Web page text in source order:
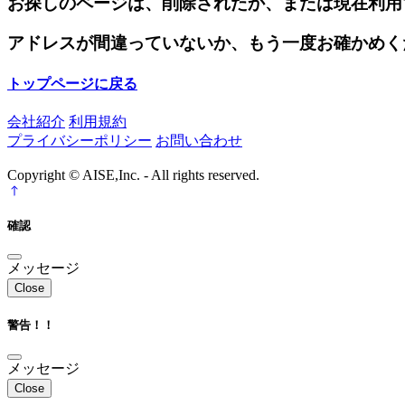
アドレスが間違っていないか、もう一度お確かめ
トップページに戻る
会社紹介 利用規約
プライバシーポリシー お問い合わせ
Copyright © AISE,Inc. - All rights reserved.
確認
メッセージ
Close
警告！！
メッセージ
Close